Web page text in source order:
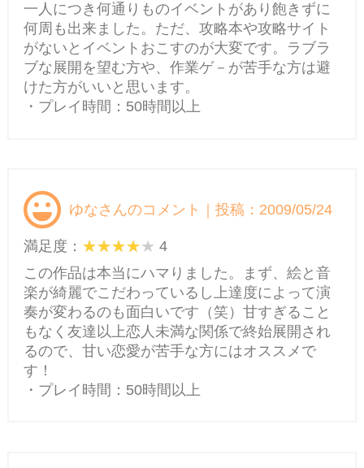
一人につき何通りものイベントがあり飽きずに
何周も出来ました。ただ、攻略本や攻略サイト
がないとイベントおこすのが大変です。ラブラ
ブな展開を望む方や、作業ゲ－が苦手な方は避
けた方がいいと思います。
・プレイ時間：50時間以上
ゆなさんのコメント｜投稿：2009/05/24
満足度：
4
この作品は本当にハマりました。まず、絵と音
楽が綺麗でこだわっているし上達度によって演
奏が変わるのも面白いです（笑）甘すぎること
もなく友達以上恋人未満な関係で終始展開され
るので、甘い恋愛が苦手な方にはオススメで
す！
・プレイ時間：50時間以上